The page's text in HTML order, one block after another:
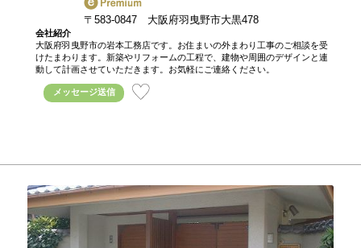
〒583-0847 大阪府羽曳野市大黒478
会社紹介
大阪府羽曳野市の岩本工務店です。お住まいの外まわり工事のご相談を受
けたまわります。新築やリフォームの工程で、建物や周囲のデザインと連
動して計画させていただきます。お気軽にご連絡ください。
メッセージ送信